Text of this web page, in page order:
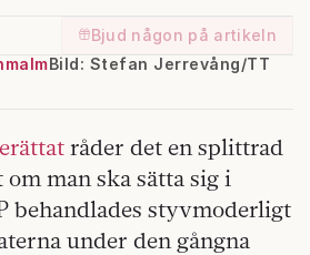
Bjud någon på artikeln
Bild: Stefan Jerrevång/TT
råder det en splittrad
man ska sätta sig i
behandlades styvmoderligt
under den gångna